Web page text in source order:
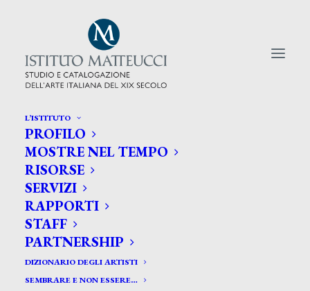
L’ISTITUTO
PROFILO
MOSTRE NEL TEMPO
RISORSE
SERVIZI
RAPPORTI
STAFF
PARTNERSHIP
DIZIONARIO DEGLI ARTISTI
SEMBRARE E NON ESSERE…
CERCA TRA GLI ARTISTI:
Search
for: